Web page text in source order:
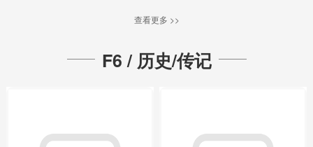
查看更多 >>
F6 / 历史/传记